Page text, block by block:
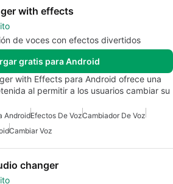
with effects
de voces con efectos divertidos
gratis para Android
with Effects para Android ofrece una
al permitir a los usuarios cambiar su
AndroidEfectos De VozCambiador De Voz
Cambiar Voz
changer